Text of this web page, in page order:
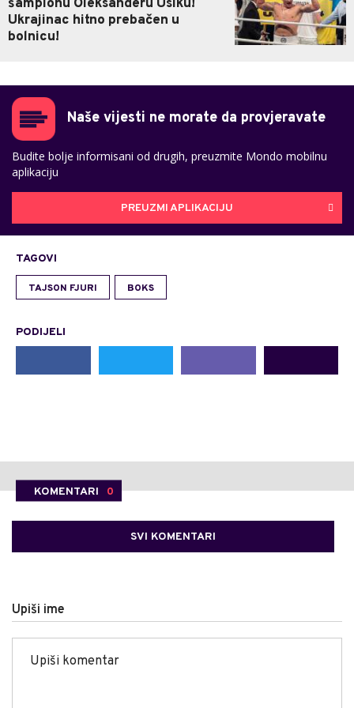
šampionu Oleksanderu Usiku!
Ukrajinac hitno prebačen u
bolnicu!
Naše vijesti ne morate da provjeravate
Budite bolje informisani od drugih, preuzmite Mondo mobilnu
aplikaciju
PREUZMI APLIKACIJU
TAGOVI
TAJSON FJURI BOKS
PODIJELI
KOMENTARI 0
SVI KOMENTARI
Upiši ime